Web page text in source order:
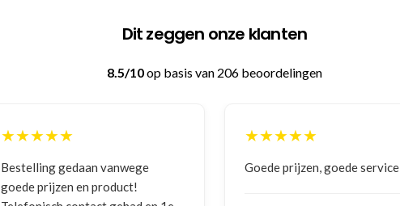
Dit zeggen onze klanten
8.5/10op basis van 206 beoordelingen
★★★★★
Bestelling gedaan vanwege
goede prijzen en product!
★★★★★
Goede prijzen, goede service